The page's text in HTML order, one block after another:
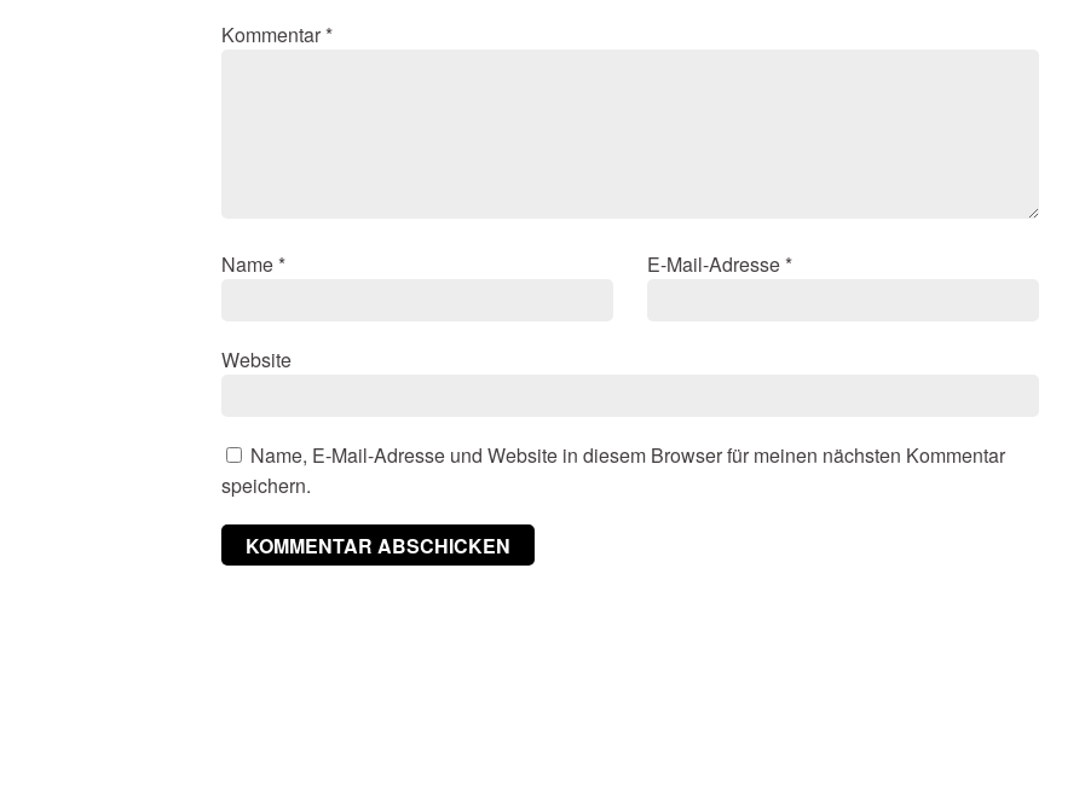
Kommentar *
Name * E-Mail-Adresse *
Website
Name, E-Mail-Adresse und Website in diesem Browser für meinen nächsten Kommentar
speichern.